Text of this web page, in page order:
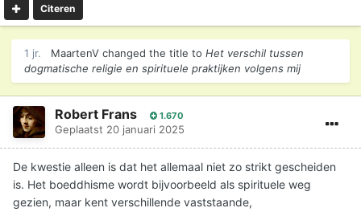
Citeren
1 jr. MaartenV changed the title to Het verschil tussen
dogmatische religie en spirituele praktijken volgens mij
Robert Frans 1.670
Geplaatst 20 januari 2025
De kwestie alleen is dat het allemaal niet zo strikt gescheiden
is. Het boeddhisme wordt bijvoorbeeld als spirituele weg
gezien, maar kent verschillende vaststaande,